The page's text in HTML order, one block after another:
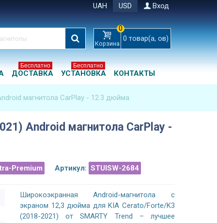
UAH USD Вход
Корзина
0
0 товар(а, ов)
ДОСТАВКА
Бесплатно
УСТАНОВКА
Бесплатно
КОНТАКТЫ
магнитола CarPlay - 12.3 дюйма
Android магнитола CarPlay -
Premium Артикул: STUISW-2684
Широкоэкранная Android-магнитола с
экраном 12,3 дюйма для KIA Cerato/Forte/K3
(2018-2021) от SMARTY Trend – лучшее